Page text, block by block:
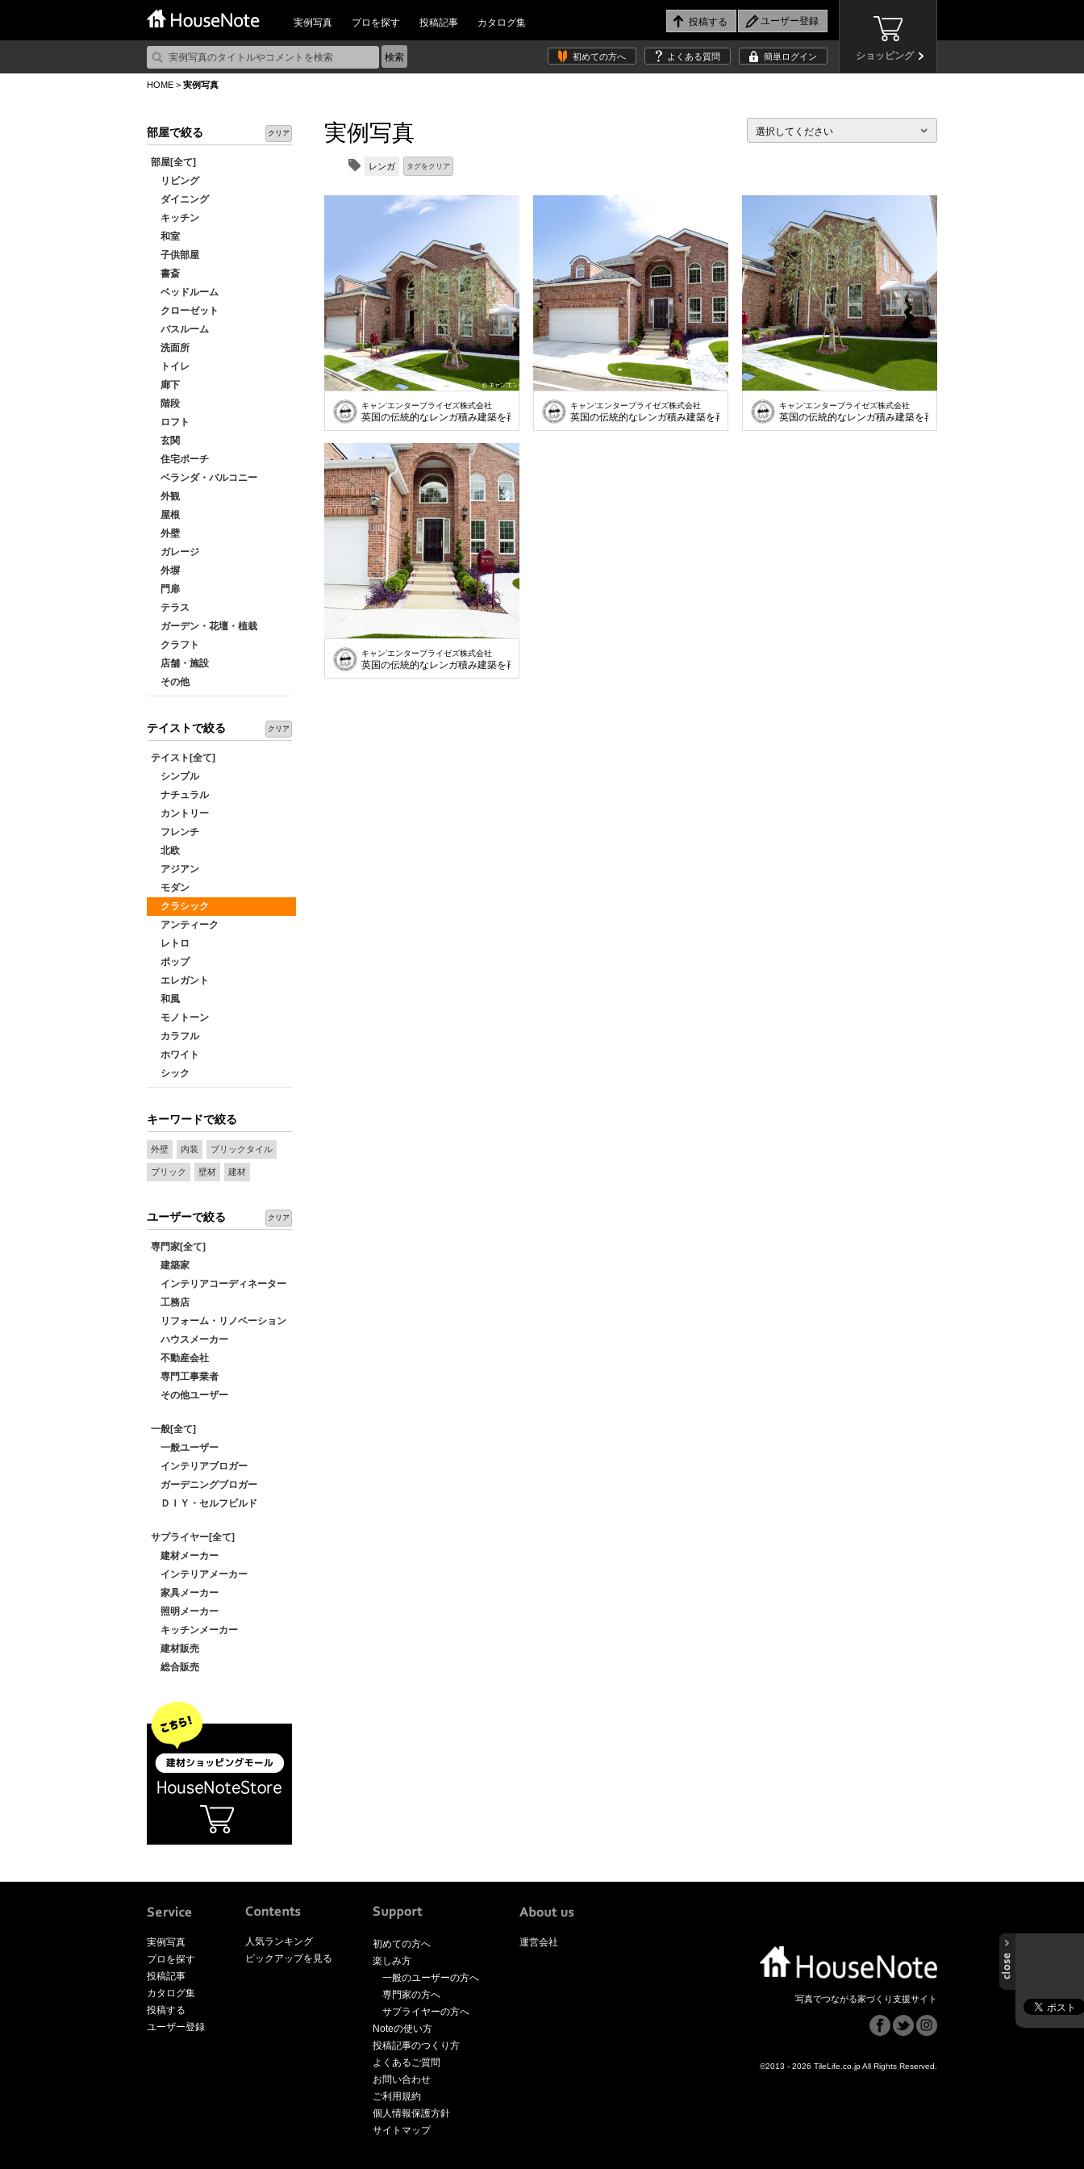
実例写真 プロを探す 投稿記事 カタログ集
ショッピング
初めての方へ よくある質問 簡単ログイン
HOME > 実例写真
部屋で絞る クリア
部屋[全て]
リビング
ダイニング
キッチン
和室
子供部屋
書斎
ベッドルーム
クローゼット
バスルーム
洗面所
トイレ
廊下
階段
ロフト
玄関
住宅ポーチ
ベランダ・バルコニー
外観
屋根
外壁
ガレージ
外塀
門扉
テラス
ガーデン・花壇・植栽
クラフト
店舗・施設
その他
テイストで絞る クリア
テイスト[全て]
シンプル
ナチュラル
カントリー
フレンチ
北欧
アジアン
モダン
クラシック
アンティーク
レトロ
ポップ
エレガント
和風
モノトーン
カラフル
ホワイト
シック
キーワードで絞る
外壁 内装 ブリックタイル
ブリック 壁材 建材
ユーザーで絞る クリア
専門家[全て]
建築家
インテリアコーディネーター
工務店
リフォーム・リノベーション
ハウスメーカー
不動産会社
専門工事業者
その他ユーザー
一般[全て]
一般ユーザー
インテリアブロガー
ガーデニングブロガー
ＤＩＹ・セルフビルド
サプライヤー[全て]
建材メーカー
インテリアメーカー
家具メーカー
照明メーカー
キッチンメーカー
建材販売
総合販売
実例写真
レンガ タグをクリア
選択してください
キャン’エンタープライゼズ株式会社
英国の伝統的なレンガ積み建築を再現
キャン’エンタープライゼズ株式会社
英国の伝統的なレンガ積み建築を再現
キャン’エンタープライゼズ株式会社
英国の伝統的なレンガ積み建築を再現
キャン’エンタープライゼズ株式会社
英国の伝統的なレンガ積み建築を再現
実例写真
プロを探す
投稿記事
カタログ集
投稿する
ユーザー登録
人気ランキング
ピックアップを見る
初めての方へ
楽しみ方
一般のユーザーの方へ
専門家の方へ
サプライヤーの方へ
Noteの使い方
投稿記事のつくり方
よくあるご質問
お問い合わせ
ご利用規約
個人情報保護方針
サイトマップ
運営会社
写真でつながる家づくり支援サイト
©2013 - 2026 TileLife.co.jp All Rights Reserved.